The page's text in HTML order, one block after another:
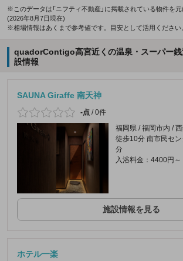
※このデータは「ニフティ不動産」に掲載されている物件を元
(2026年8月7日現在)
※相場情報はあくまで参考値です。目安として活用ください
quadorContigo高宮近くの温泉・スーパー銭
設情報
SAUNA Giraffe 南天神
-点 /0件
福岡県 / 福岡市内 /
徒歩10分 南市民セ
分
入浴料金：4400円～
施設情報を見る
ホテル一楽